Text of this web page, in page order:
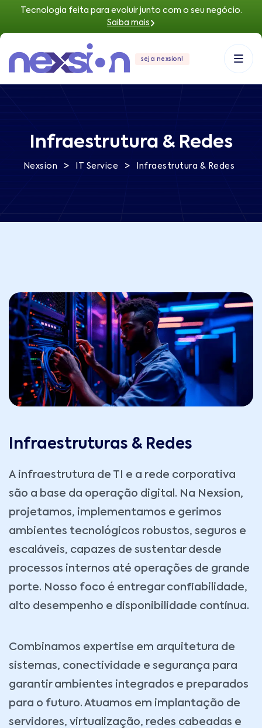
Tecnologia feita para evoluir junto com o seu negócio.
Saiba mais
seja nexsion!
Infraestrutura & Redes
Nexsion > IT Service > Infraestrutura & Redes
Infraestruturas & Redes
A infraestrutura de TI e a rede corporativa
são a base da operação digital. Na Nexsion,
projetamos, implementamos e gerimos
ambientes tecnológicos robustos, seguros e
escaláveis, capazes de sustentar desde
processos internos até operações de grande
porte. Nosso foco é entregar confiabilidade,
alto desempenho e disponibilidade contínua.
Combinamos expertise em arquitetura de
sistemas, conectividade e segurança para
garantir ambientes integrados e preparados
para o futuro. Atuamos em implantação de
servidores, virtualização, redes cabeadas e